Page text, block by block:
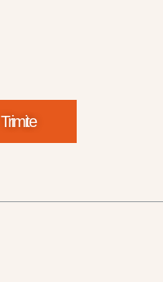
Trimite